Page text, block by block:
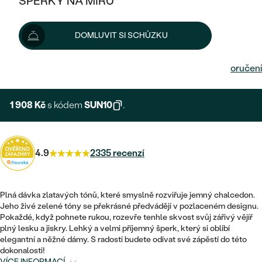
KOMBINOVANÉ ZLATO
DLE STYLU
BEZ KAMENE
ETERNITY
VYKROJENÉ
NETRADIČNÍ
TEPANÉ
POSTRANNÍ KAMENY
HALO
VINTAGE
NETRADIČNÍ
SESTAV SI SVŮJ PRSTEN
ZAČÍT S PRSTENEM
ZAČÍT S DIAMANTEM
VÝPRODEJ
KDYŽ ŠPERKY POMÁHAJÍ
DLE TYPU
NÁUŠNICE
PRSTENY
PŘÍVĚSKY
NÁRAMKY
SETY
PÁNSKÉ ŠPERKY
PLATINOVÉ
PECKOVÉ
MINIMALISTICKÉ
SOLITÉR
VE TVARU SRDCE
ZLATÉ
STŘÍBRNÉ
SOLITÉR
NAROZENÍ DÍTĚTE
PERSONALIZOVANÉ
SE ZNAMENÍM ZVĚROKRUHU
MINIMALISTICKÉ
ŠPERKY SKLADEM
VÝPRODEJ
DLE MATERIÁLU
STŘÍBRNÉ
PLATINOVÉ
DLE STYLU
ETERNITY
DOMLUVIT SI SCHŮZKU
2 120 Kč
Možnosti doručení
1 908 Kčs kódem SUN10 .
4.9 2335 recenzí
Plná dávka zlatavých tónů, které smyslně rozviřuje jemný chalcedon.
Jeho živé zelené tóny se překrásné předvádějí v pozlaceném designu.
Pokaždé, když pohnete rukou, rozevře tenhle skvost svůj zářivý vějíř
plný lesku a jiskry. Lehký a velmi příjemný šperk, který si oblíbí
elegantní a něžné dámy. S radostí budete odívat své zápěstí do této
dokonalosti!